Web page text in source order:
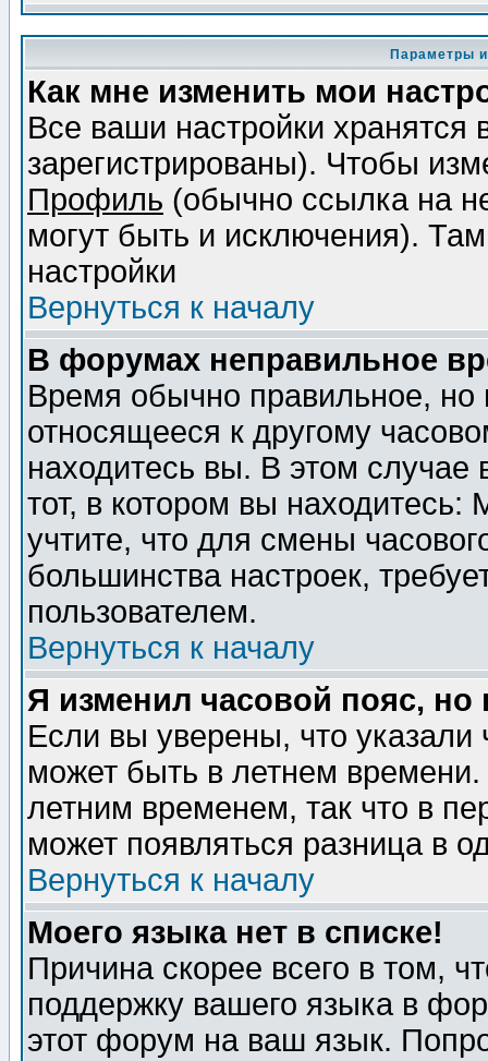
Параметры
Как мне изменить мои
Все ваши настройки
зарегистрированы). Чтобы
Профиль (обычно ссылка на
могут быть и исключения).
настройки
Вернуться к началу
В форумах неправильное
Время обычно правильное,
относящееся к другому
находитесь вы. В этом
тот, в котором вы
учтите, что для смены
большинства настроек,
пользователем.
Вернуться к началу
Я изменил часовой пояс,
Если вы уверены, что указали
может быть в летнем
летним временем, так что в
может появляться разница в
Вернуться к началу
Моего языка нет в списке!
Причина скорее всего в том,
поддержку вашего языка в
этот форум на ваш язык.